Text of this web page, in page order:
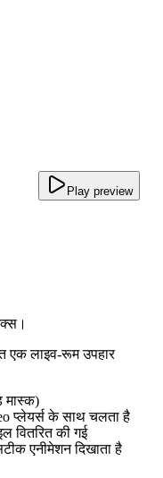
Play preview
एक लाइव-रूम उपहार
मास्क)
प्लेयर्स के साथ चलता है
वितरित की गई
एनीमेशन दिखाता है